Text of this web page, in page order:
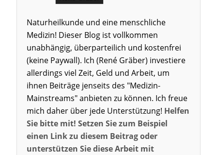
Naturheilkunde und eine menschliche
Medizin! Dieser Blog ist vollkommen
unabhängig, überparteilich und kostenfrei
(keine Paywall). Ich (René Gräber) investiere
allerdings viel Zeit, Geld und Arbeit, um
ihnen Beiträge jenseits des "Medizin-
Mainstreams" anbieten zu können. Ich freue
mich daher über jede Unterstützung! Helfen
Sie bitte mit! Setzen Sie zum Beispiel
einen Link zu diesem Beitrag oder
unterstützen Sie diese Arbeit mit